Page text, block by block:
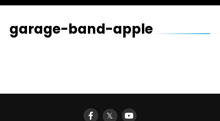
garage-band-apple
𝕏